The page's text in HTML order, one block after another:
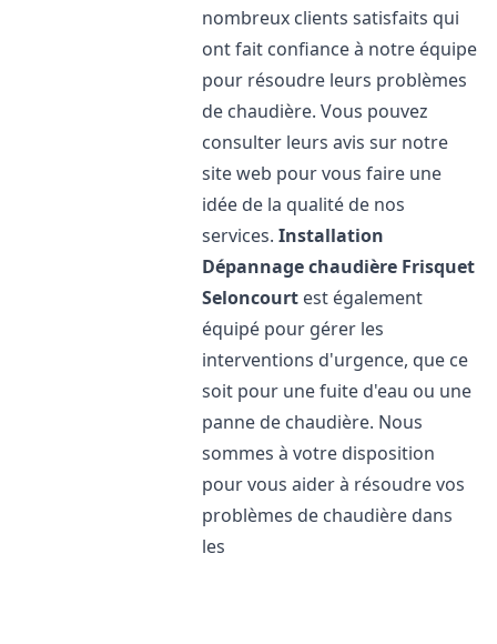
nombreux clients satisfaits qui
ont fait confiance à notre équipe
pour résoudre leurs problèmes
de chaudière. Vous pouvez
consulter leurs avis sur notre
site web pour vous faire une
idée de la qualité de nos
services.Installation
Dépannage chaudière Frisquet
Seloncourt est également
équipé pour gérer les
interventions d'urgence, que ce
soit pour une fuite d'eau ou une
panne de chaudière. Nous
sommes à votre disposition
pour vous aider à résoudre vos
problèmes de chaudière dans
les